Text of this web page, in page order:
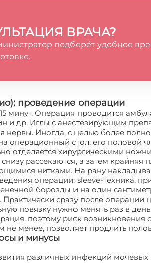
ВРАЧА?
подберёт удобное
проведение операции
минут. Операция проводится
и др. Иглы с анестезирующим
нервы. Иногда, с целью более
операционный стол, его половой
отделяется хирургическими
рассекаются, а затем
нитками. На рану
операции: sleeve-техника,
борозды и на один
Практически сразу после
повязку нужно менять раз в
поэтому риск возникновения
не менее, позволяет продлить
и минусы
различных инфекций мочевых